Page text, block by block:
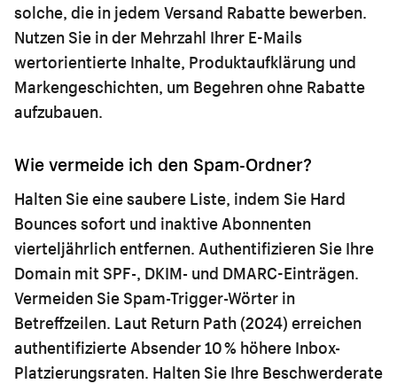
solche, die in jedem Versand Rabatte bewerben.
Nutzen Sie in der Mehrzahl Ihrer E-Mails
wertorientierte Inhalte, Produktaufklärung und
Markengeschichten, um Begehren ohne Rabatte
aufzubauen.
Wie vermeide ich den Spam-Ordner?
Halten Sie eine saubere Liste, indem Sie Hard
Bounces sofort und inaktive Abonnenten
vierteljährlich entfernen. Authentifizieren Sie Ihre
Domain mit SPF-, DKIM- und DMARC-Einträgen.
Vermeiden Sie Spam-Trigger-Wörter in
Betreffzeilen. Laut Return Path (2024) erreichen
authentifizierte Absender 10 % höhere Inbox-
Platzierungsraten. Halten Sie Ihre Beschwerderate